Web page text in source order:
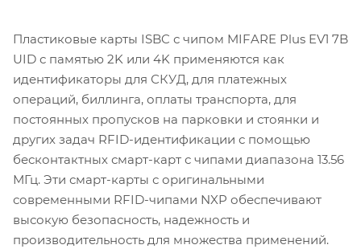
Пластиковые карты ISBC с чипом MIFARE Plus EV1 7B
UID с памятью 2K или 4K применяются как
идентификаторы для СКУД, для платежных
операций, биллинга, оплаты транспорта, для
постоянных пропусков на парковки и стоянки и
других задач RFID-идентификации с помощью
бесконтактных смарт-карт с чипами диапазона 13.56
МГц. Эти смарт-карты с оригинальными
современными RFID-чипами NXP обеспечивают
высокую безопасность, надежность и
производительность для множества применений.